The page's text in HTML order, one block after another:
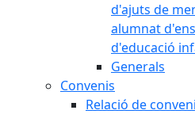
d'ajuts de
alumnat
d'educació
Generals
Convenis
Relació de